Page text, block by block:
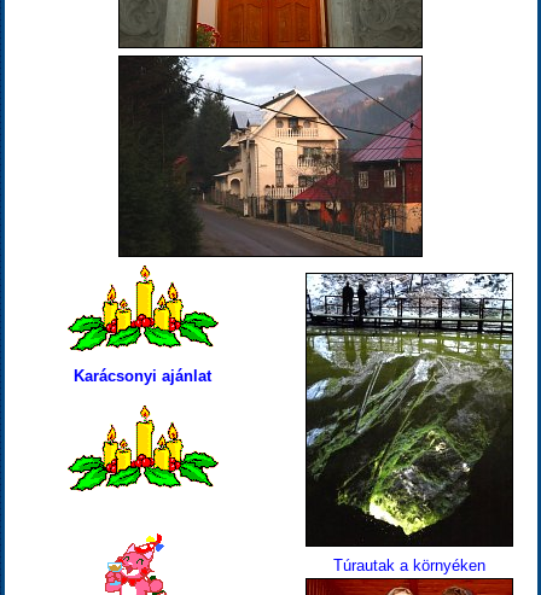
Karácsonyi ajánlat
Túrautak a környéken